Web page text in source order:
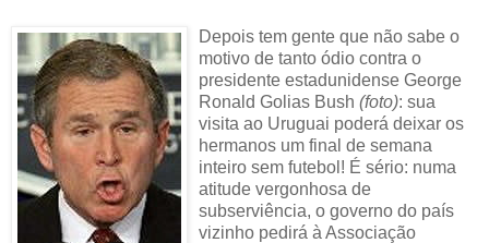
Depois tem gente que não sabe o
motivo de tanto ódio contra o
presidente estadunidense George
Ronald Golias Bush (foto): sua
visita ao Uruguai poderá deixar os
hermanos um final de semana
inteiro sem futebol! É sério: numa
atitude vergonhosa de
subserviência, o governo do país
vizinho pedirá à Associação